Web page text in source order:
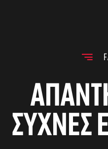
ΣΥΧΝΕΣ